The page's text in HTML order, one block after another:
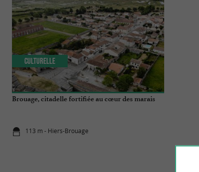
Brouage, citadelle fortifiée au cœur des marais
113 m - Hiers-Brouage
Culturelle